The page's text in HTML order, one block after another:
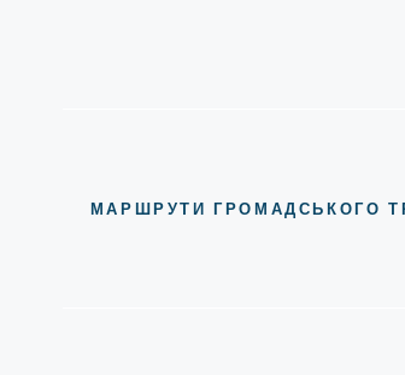
МАРШРУТИ ГРОМАДСЬКОГО